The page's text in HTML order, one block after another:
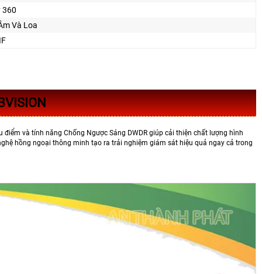
360
Và Loa
và tính năng Chống Ngược Sáng DWDR giúp cải thiện chất lượng hình
hồng ngoại thông minh tạo ra trải nghiệm giám sát hiệu quả ngay cả trong